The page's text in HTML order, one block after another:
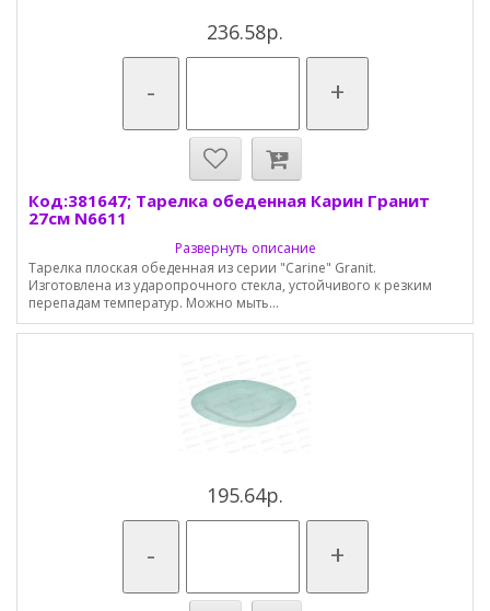
236.58р.
- +
Код:381647; Тарелка обеденная Карин Гранит
27см N6611
Развернуть описание
Тарелка плоская обеденная из серии "Carine" Granit.
Изготовлена из ударопрочного стекла, устойчивого к резким
перепадам температур. Можно мыть...
195.64р.
- +